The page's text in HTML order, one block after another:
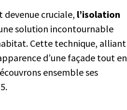
cruciale, l’isolation
solution incontournable
Cette technique, alliant
d’une façade tout en
ensemble ses